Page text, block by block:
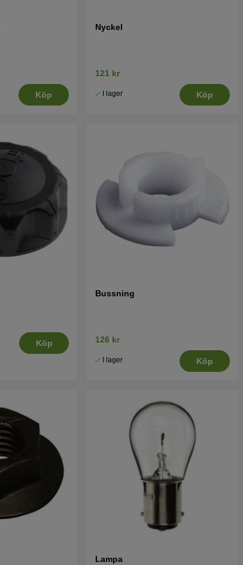
Köp
Nyckel
121 kr
I lager Köp
Köp
Bussning
126 kr
I lager Köp
Lampa